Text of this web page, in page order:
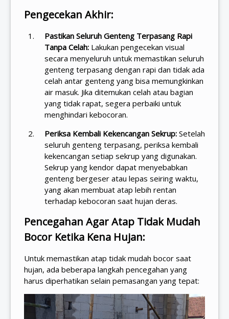
Pengecekan Akhir:
Pastikan Seluruh Genteng Terpasang Rapi
Tanpa Celah: Lakukan pengecekan visual
secara menyeluruh untuk memastikan seluruh
genteng terpasang dengan rapi dan tidak ada
celah antar genteng yang bisa memungkinkan
air masuk. Jika ditemukan celah atau bagian
yang tidak rapat, segera perbaiki untuk
menghindari kebocoran.
Periksa Kembali Kekencangan Sekrup: Setelah
seluruh genteng terpasang, periksa kembali
kekencangan setiap sekrup yang digunakan.
Sekrup yang kendor dapat menyebabkan
genteng bergeser atau lepas seiring waktu,
yang akan membuat atap lebih rentan
terhadap kebocoran saat hujan deras.
Pencegahan Agar Atap Tidak Mudah
Bocor Ketika Kena Hujan:
Untuk memastikan atap tidak mudah bocor saat
hujan, ada beberapa langkah pencegahan yang
harus diperhatikan selain pemasangan yang tepat: